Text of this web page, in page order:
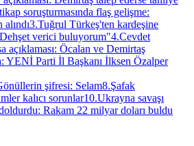
soruşturmasında flaş gelişme:
3.Tuğrul Türkeş'ten kardeşine
verici buluyorum"4.Cevdet
açıklaması: Öcalan ve Demirtaş
YENİ Parti İl Başkanı İlksen Özalper
şifresi: Selam8.Şafak
kalıcı sorunlar10.Ukrayna savaşı
doldurdu: Rakam 22 milyar doları buldu